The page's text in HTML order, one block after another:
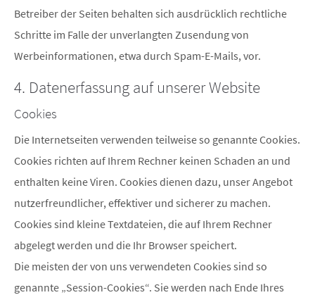
Betreiber der Seiten behalten sich ausdrücklich rechtliche
Schritte im Falle der unverlangten Zusendung von
Werbeinformationen, etwa durch Spam-E-Mails, vor.
4. Datenerfassung auf unserer Website
Cookies
Die Internetseiten verwenden teilweise so genannte Cookies.
Cookies richten auf Ihrem Rechner keinen Schaden an und
enthalten keine Viren. Cookies dienen dazu, unser Angebot
nutzerfreundlicher, effektiver und sicherer zu machen.
Cookies sind kleine Textdateien, die auf Ihrem Rechner
abgelegt werden und die Ihr Browser speichert.
Die meisten der von uns verwendeten Cookies sind so
genannte „Session-Cookies“. Sie werden nach Ende Ihres